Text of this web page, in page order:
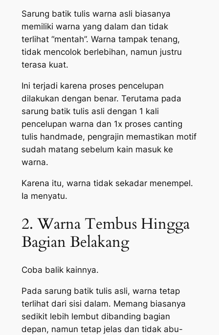
Sarung batik tulis warna asli biasanya
memiliki warna yang dalam dan tidak
terlihat “mentah”. Warna tampak tenang,
tidak mencolok berlebihan, namun justru
terasa kuat.
Ini terjadi karena proses pencelupan
dilakukan dengan benar. Terutama pada
sarung batik tulis asli dengan 1 kali
pencelupan warna dan 1x proses canting
tulis handmade, pengrajin memastikan motif
sudah matang sebelum kain masuk ke
warna.
Karena itu, warna tidak sekadar menempel.
Ia menyatu.
2. Warna Tembus Hingga
Bagian Belakang
Coba balik kainnya.
Pada sarung batik tulis asli, warna tetap
terlihat dari sisi dalam. Memang biasanya
sedikit lebih lembut dibanding bagian
depan, namun tetap jelas dan tidak abu-